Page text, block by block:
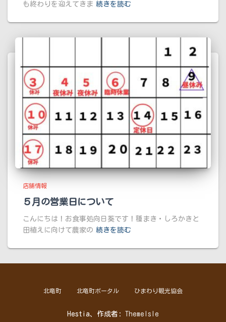
も終わりを迎えてきま 続きを読む
店舗情報
５月の営業日について
こんにちは！お食事処向日葵です！種まき・しろかきと
田植えに向けて農家の 続きを読む
北竜町 北竜町ポータル ひまわり観光協会
Hestia、作成者: ThemeIsle